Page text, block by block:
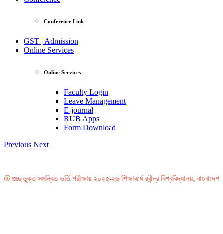
Conference Link
GST | Admission
Online Services
Online Services
Faculty Login
Leave Management
E-journal
RUB Apps
Form Download
Previous Next
গুচ্ছভুক্ত সমন্বিত ভর্তি পরীক্ষায় ২০২৫-২৬ শিক্ষাবর্ষে রবীন্দ্র বিশ্ববিদ্যালয়,